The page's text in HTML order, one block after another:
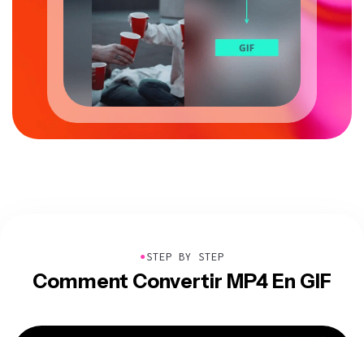
●STEP BY STEP
Comment Convertir MP4 En GIF